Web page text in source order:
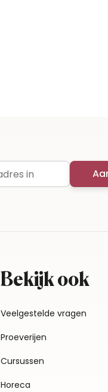
Bekijk ook
Veelgestelde vragen
Proeverijen
Cursussen
Horeca